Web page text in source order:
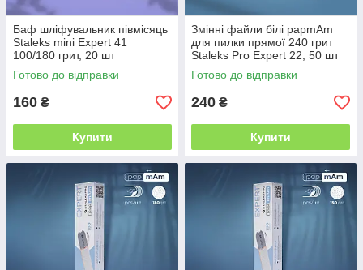
Баф шліфувальник півмісяць
Staleks mini Expert 41
100/180 грит, 20 шт
Готово до відправки
160 ₴
Купити
Змінні файли білі papmAm
для пилки прямої 240 грит
Staleks Pro Expert 22, 50 шт
Готово до відправки
240 ₴
Купити